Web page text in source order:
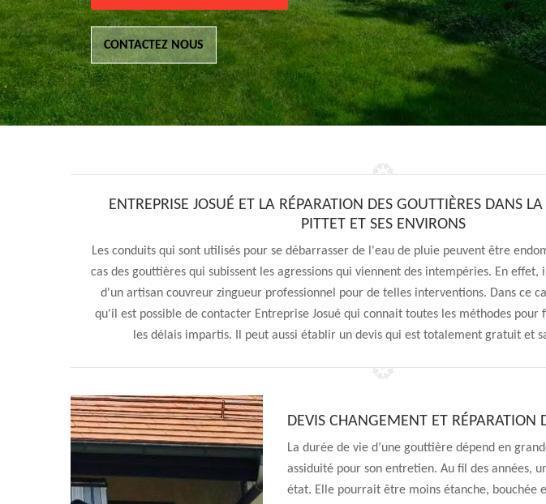
CONTACTEZ NOUS
ENTREPRISE JOSUÉ ET LA RÉPARATION DES GOUTTIÈRES DANS LA
PITTET ET SES ENVIRONS
Les conduits qui sont utilisés pour se débarrasser de l'eau de pluie peuvent être
cas des gouttières qui subissent les agressions qui viennent des intempéries. En
d'un artisan couvreur zingueur professionnel pour de telles interventions. Dans ce
qu'il est possible de contacter Entreprise Josué qui connait toutes les méthodes pour
les délais impartis. Il peut aussi établir un devis qui est totalement gratuit et
DEVIS CHANGEMENT ET RÉPARATION
La durée de vie d’une gouttière dépend en
assiduité pour son entretien. Au fil des années,
état. Elle pourrait être moins étanche, bouchée